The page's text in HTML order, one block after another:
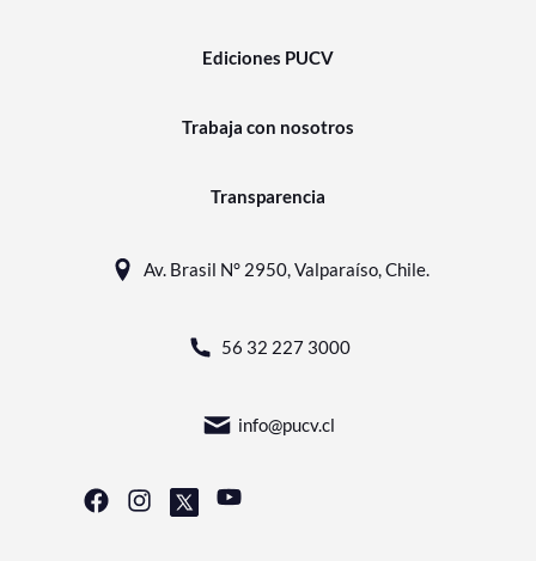
Ediciones PUCV
Trabaja con nosotros
Transparencia
Av. Brasil N° 2950, Valparaíso, Chile.
56 32 227 3000
info@pucv.cl